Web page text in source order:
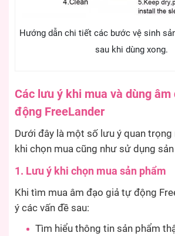
Hướng dẫn chi tiết các bước vệ sinh
sau khi dùng xong.
Các lưu ý khi mua và dùng
động FreeLander
Dưới đây là một số lưu ý quan trọng
khi chọn mua cũng như sử dụng sản
1. Lưu ý khi chọn mua sản phẩm
Khi tìm mua âm đạo giả tự động
ý các vấn đề sau:
Tìm hiểu thông tin sản phẩm